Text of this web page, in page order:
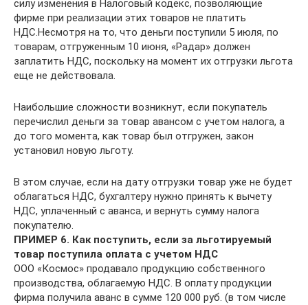
силу изменения в Налоговый кодекс, позволяющие
фирме при реализации этих товаров не платить
НДС.Несмотря на то, что деньги поступили 5 июля, по
товарам, отгруженным 10 июня, «Радар» должен
заплатить НДС, поскольку на момент их отгрузки льгота
еще не действовала.
Наибольшие сложности возникнут, если покупатель
перечислил деньги за товар авансом с учетом налога, а
до того момента, как товар был отгружен, закон
установил новую льготу.
В этом случае, если на дату отгрузки товар уже не будет
облагаться НДС, бухгалтеру нужно принять к вычету
НДС, уплаченный с аванса, и вернуть сумму налога
покупателю.
ПРИМЕР 6. Как поступить, если за льготируемый
товар поступила оплата с учетом НДС
ООО «Космос» продавало продукцию собственного
производства, облагаемую НДС. В оплату продукции
фирма получила аванс в сумме 120 000 руб. (в том числе